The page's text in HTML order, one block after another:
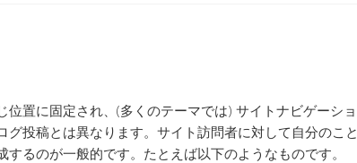
位置に固定され、(多くのテーマでは) サイトナビゲーショ
グ投稿とは異なります。サイト訪問者に対して自分のこと
るのが一般的です。たとえば以下のようなものです。